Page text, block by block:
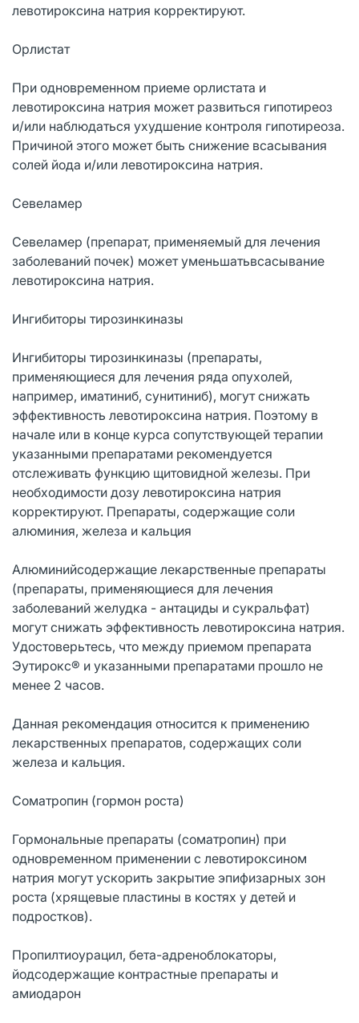
левотироксина натрия корректируют.
Орлистат
При одновременном приеме орлистата и
левотироксина натрия может развиться гипотиреоз
и/или наблюдаться ухудшение контроля гипотиреоза.
Причиной этого может быть снижение всасывания
солей йода и/или левотироксина натрия.
Севеламер
Севеламер (препарат, применяемый для лечения
заболеваний почек) может уменьшатьвсасывание
левотироксина натрия.
Ингибиторы тирозинкиназы
Ингибиторы тирозинкиназы (препараты,
применяющиеся для лечения ряда опухолей,
например, иматиниб, сунитиниб), могут снижать
эффективность левотироксина натрия. Поэтому в
начале или в конце курса сопутствующей терапии
указанными препаратами рекомендуется
отслеживать функцию щитовидной железы. При
необходимости дозу левотироксина натрия
корректируют. Препараты, содержащие соли
алюминия, железа и кальция
Алюминийсодержащие лекарственные препараты
(препараты, применяющиеся для лечения
заболеваний желудка - антациды и сукральфат)
могут снижать эффективность левотироксина натрия.
Удостоверьтесь, что между приемом препарата
Эутирокс® и указанными препаратами прошло не
менее 2 часов.
Данная рекомендация относится к применению
лекарственных препаратов, содержащих соли
железа и кальция.
Соматропин (гормон роста)
Гормональные препараты (соматропин) при
одновременном применении с левотироксином
натрия могут ускорить закрытие эпифизарных зон
роста (хрящевые пластины в костях у детей и
подростков).
Пропилтиоурацил, бета-адреноблокаторы,
йодсодержащие контрастные препараты и
амиодарон